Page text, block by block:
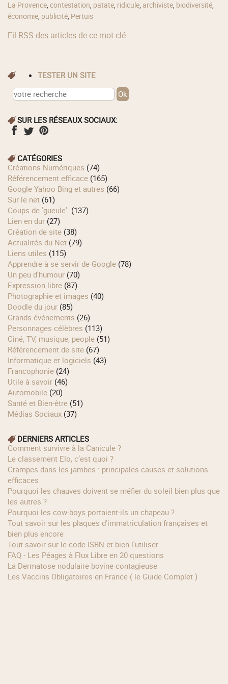
La Provence,contestation, patate, ridicule, archiviste, biodiversité,
économie, publicité, Pertuis
Fil RSS des articles de ce mot clé
TESTER UN SITE
SUR LES RÉSEAUX SOCIAUX:
CATÉGORIES
Créations Numériques (74)
Référencement efficace (165)
Google Yahoo Bing et autres (66)
Sur le net (61)
Coups de 'gueule'. (137)
Lien en dur (27)
Création de site (38)
Actualités du Net (79)
Liens utiles (115)
Apprendre à se servir de Google (78)
Un peu d'humour (70)
Expression libre (87)
Photographie et images (40)
Doodle du jour (85)
Grands événements (26)
Personnages célèbres (113)
Ciné, TV, musique, people (51)
Référencement de site (67)
Informatique et logiciels (43)
Francophonie (24)
Utile à savoir (46)
Automobile (20)
Santé et Bien-être (51)
Médias Sociaux (37)
DERNIERS ARTICLES
Comment survivre à la Canicule ?
Le classement Elo, c’est quoi ?
Crampes dans les jambes : principales causes et solutions
efficaces
Pourquoi les chauves doivent se méfier du soleil bien plus que
les autres ?
Pourquoi les cow‑boys portaient‑ils un chapeau ?
Tout savoir sur les plaques d'immatriculation françaises et
bien plus encore
Tout savoir sur le code ISBN et bien l'utiliser
FAQ - Les Péages à Flux Libre en 20 questions
La Dermatose nodulaire bovine contagieuse
Les Vaccins Obligatoires en France ( le Guide Complet )